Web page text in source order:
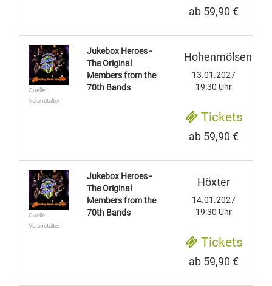
ab 59,90 €
Quelle:
Veranstalter
Jukebox Heroes -
The Original
Members from the
70th Bands
Hohenmölsen
13.01.2027
19:30 Uhr
Tickets
ab 59,90 €
Quelle:
Veranstalter
Jukebox Heroes -
The Original
Members from the
70th Bands
Höxter
14.01.2027
19:30 Uhr
Tickets
ab 59,90 €